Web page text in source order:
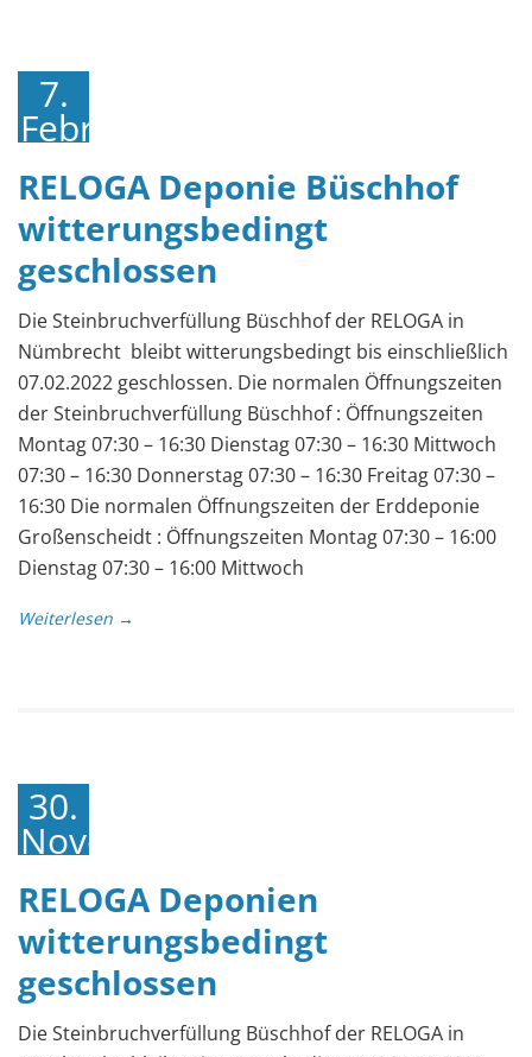
7.
Februar
RELOGA Deponie Büschhof
witterungsbedingt
geschlossen
Die Steinbruchverfüllung Büschhof der RELOGA in
Nümbrecht bleibt witterungsbedingt bis einschließlich
07.02.2022 geschlossen. Die normalen Öffnungszeiten
der Steinbruchverfüllung Büschhof : Öffnungszeiten
Montag 07:30 – 16:30 Dienstag 07:30 – 16:30 Mittwoch
07:30 – 16:30 Donnerstag 07:30 – 16:30 Freitag 07:30 –
16:30 Die normalen Öffnungszeiten der Erddeponie
Großenscheidt : Öffnungszeiten Montag 07:30 – 16:00
Dienstag 07:30 – 16:00 Mittwoch
Weiterlesen →
30.
November
RELOGA Deponien
witterungsbedingt
geschlossen
Die Steinbruchverfüllung Büschhof der RELOGA in